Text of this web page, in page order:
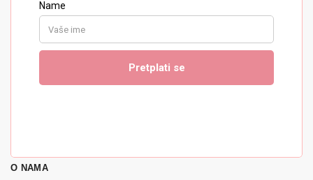
O NAMA